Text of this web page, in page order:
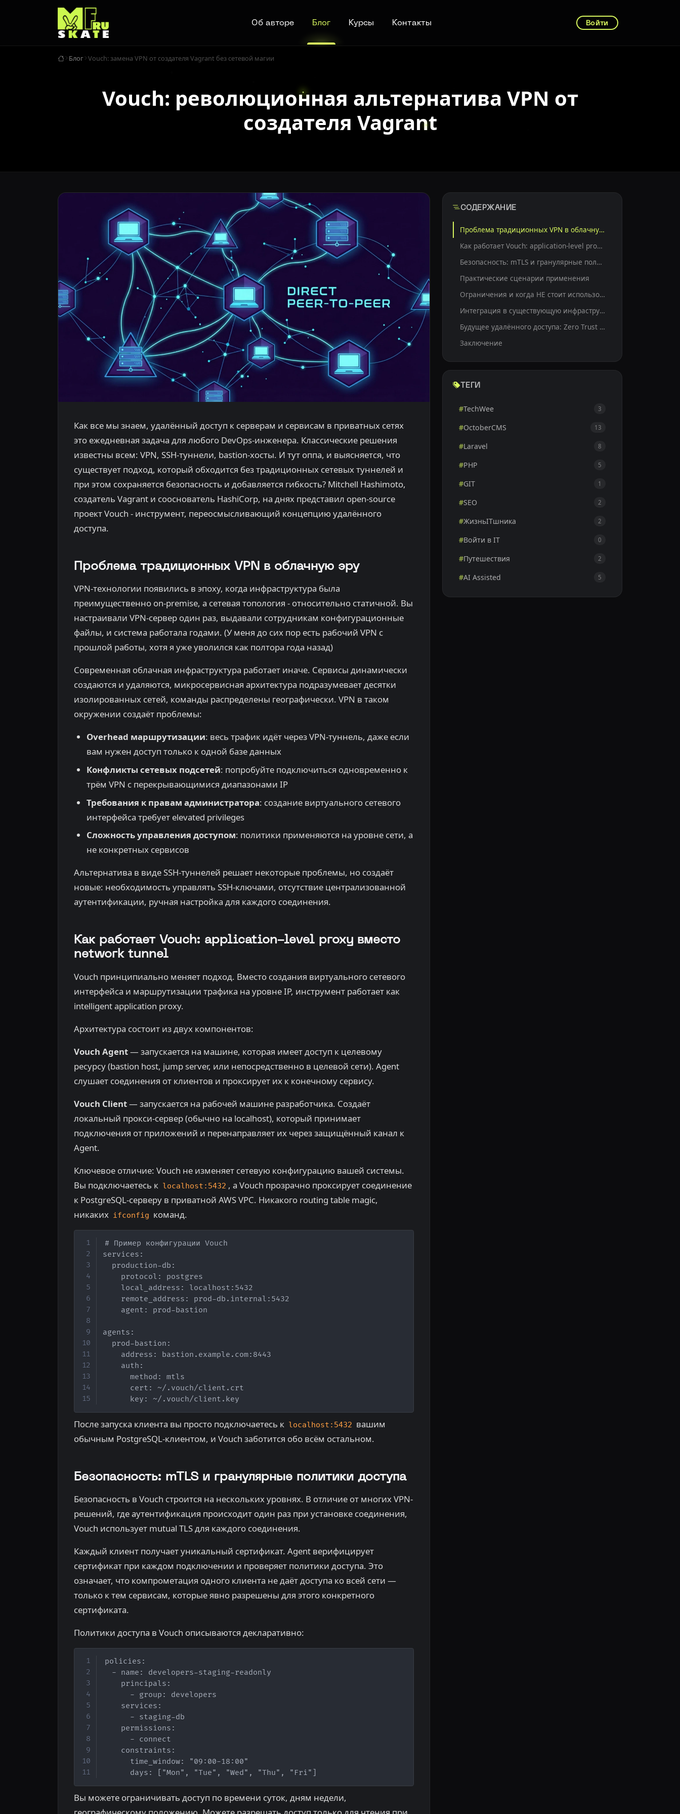
Об авторе Блог Курсы Контакты Войти
Блог Vouch: замена VPN от создателя Vagrant без сетевой магии
Vouch: революционная альтернатива VPN от
создателя Vagrant
Как все мы знаем, удалённый доступ к серверам и сервисам в приватных сетях
это ежедневная задача для любого DevOps-инженера. Классические решения
известны всем: VPN, SSH-туннели, bastion-хосты. И тут оппа, и выясняется, что
существует подход, который обходится без традиционных сетевых туннелей и
при этом сохраняется безопасность и добавляется гибкость? Mitchell Hashimoto,
создатель Vagrant и сооснователь HashiCorp, на днях представил open-source
проект Vouch - инструмент, переосмысливающий концепцию удалённого
доступа.
Проблема традиционных VPN в облачную эру
VPN-технологии появились в эпоху, когда инфраструктура была
преимущественно on-premise, а сетевая топология - относительно статичной. Вы
настраивали VPN-сервер один раз, выдавали сотрудникам конфигурационные
файлы, и система работала годами. (У меня до сих пор есть рабочий VPN с
прошлой работы, хотя я уже уволился как полтора года назад)
Современная облачная инфраструктура работает иначе. Сервисы динамически
создаются и удаляются, микросервисная архитектура подразумевает десятки
изолированных сетей, команды распределены географически. VPN в таком
окружении создаёт проблемы:
Overhead маршрутизации: весь трафик идёт через VPN-туннель, даже если
вам нужен доступ только к одной базе данных
Конфликты сетевых подсетей: попробуйте подключиться одновременно к
трём VPN с перекрывающимися диапазонами IP
Требования к правам администратора: создание виртуального сетевого
интерфейса требует elevated privileges
Сложность управления доступом: политики применяются на уровне сети, а
не конкретных сервисов
Альтернатива в виде SSH-туннелей решает некоторые проблемы, но создаёт
новые: необходимость управлять SSH-ключами, отсутствие централизованной
аутентификации, ручная настройка для каждого соединения.
Как работает Vouch: application-level proxy вместо
network tunnel
Vouch принципиально меняет подход. Вместо создания виртуального сетевого
интерфейса и маршрутизации трафика на уровне IP, инструмент работает как
intelligent application proxy.
Архитектура состоит из двух компонентов:
Vouch Agent— запускается на машине, которая имеет доступ к целевому
ресурсу (bastion host, jump server, или непосредственно в целевой сети). Agent
слушает соединения от клиентов и проксирует их к конечному сервису.
Vouch Client— запускается на рабочей машине разработчика. Создаёт
локальный прокси-сервер (обычно на localhost), который принимает
подключения от приложений и перенаправляет их через защищённый канал к
Agent.
Ключевое отличие: Vouch не изменяет сетевую конфигурацию вашей системы.
Вы подключаетесь к localhost:5432 , а Vouch прозрачно проксирует соединение
к PostgreSQL-серверу в приватной AWS VPC. Никакого routing table magic,
никаких ifconfig команд.
# Пример конфигурации Vouch
services:
  production-db:
    protocol: postgres
    local_address: localhost:5432
    remote_address: prod-db.internal:5432
    agent: prod-bastion
agents:
  prod-bastion:
    address: bastion.example.com:8443
    auth:
      method: mtls
      cert: ~/.vouch/client.crt
      key: ~/.vouch/client.key
После запуска клиента вы просто подключаетесь к localhost:5432 вашим
обычным PostgreSQL-клиентом, и Vouch заботится обо всём остальном.
Безопасность: mTLS и гранулярные политики доступа
Безопасность в Vouch строится на нескольких уровнях. В отличие от многих VPN-
решений, где аутентификация происходит один раз при установке соединения,
Vouch использует mutual TLS для каждого соединения.
Каждый клиент получает уникальный сертификат. Agent верифицирует
сертификат при каждом подключении и проверяет политики доступа. Это
означает, что компрометация одного клиента не даёт доступа ко всей сети —
только к тем сервисам, которые явно разрешены для этого конкретного
сертификата.
Политики доступа в Vouch описываются декларативно:
policies:
  - name: developers-staging-readonly
    principals:
      - group: developers
    services:
      - staging-db
    permissions:
      - connect
    constraints:
      time_window: "09:00-18:00"
      days: ["Mon", "Tue", "Wed", "Thu", "Fri"]
Вы можете ограничивать доступ по времени суток, дням недели,
СОДЕРЖАНИЕ
Проблема традиционных VPN в облачную эру
Как работает Vouch: application-level proxy вместо network tunnel
Безопасность: mTLS и гранулярные политики доступа
Практические сценарии применения
Ограничения и когда НЕ стоит использовать Vouch
Интеграция в существующую инфраструктуру
Будущее удалённого доступа: Zero Trust и service mesh
Заключение
ТЕГИ
#TechWee 3
#OctoberCMS 13
#Laravel 8
#PHP 5
#GIT 1
#SEO 2
#ЖизньITшника 2
#Войти в IT 0
#Путешествия 2
#AI Assisted 5